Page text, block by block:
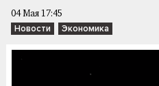
04 Мая 17:45
Новости Экономика